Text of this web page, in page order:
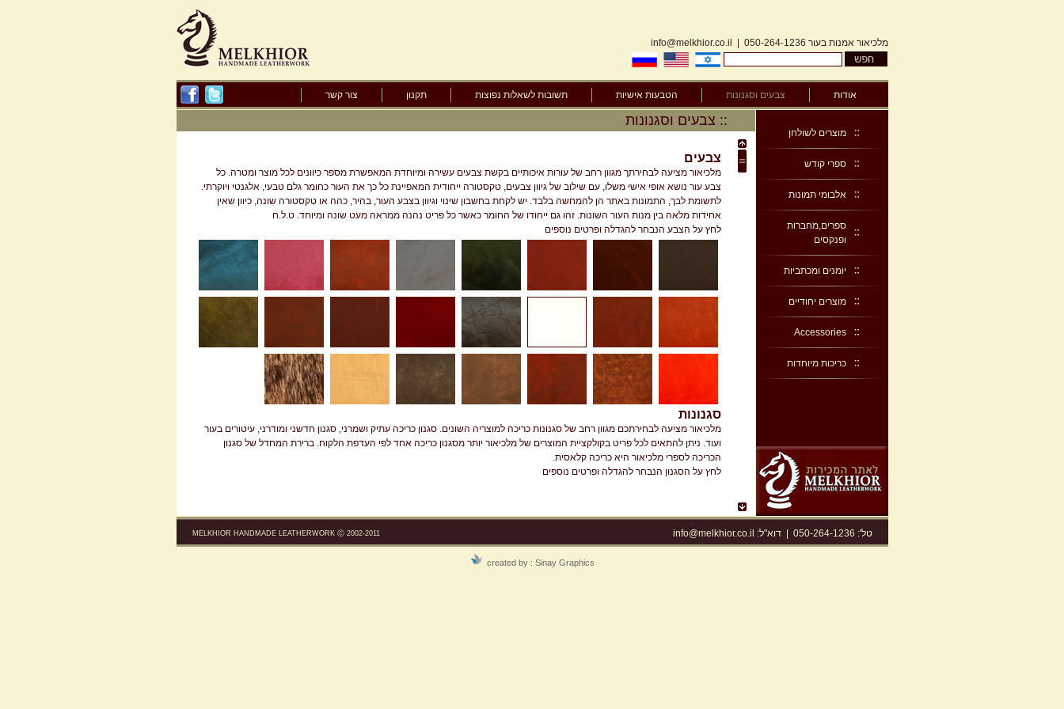
מלכיאור אמנות בעור 050-264-1236
info@melkhior.co.il
אודות צבעים וסגנונות הטבעות אישיות תשובות לשאלות נפוצות תקנון צור קשר
מוצרים לשולחן
ספרי קודש
אלבומי תמונות
ספרים,מחברות
ופנקסים
יומנים ומכתביות
מוצרים יחודיים
Accessories
כריכות מיוחדות
:: צבעים וסגנונות
צבעים
מלכיאור מציעה לבחירתך מגוון רחב של עורות איכותיים בקשת צבעים עשירה ומיוחדת המאפשרת מספר כיוונים לכל מוצר ומטרה. כל
צבע עור נושא אופי אישי משלו, עם שילוב של גיוון צבעים, טקסטורה ייחודית המאפיינת כל כך את העור כחומר גלם טבעי, אלגנטי ויוקרתי.
לתשומת לבך, התמונות באתר הן להמחשה בלבד. יש לקחת בחשבון שינוי וגיוון בצבע העור, בהיר, כהה או טקסטורה שונה, כיוון שאין
אחידות מלאה בין מנות העור השונות. זהו גם ייחודו של החומר כאשר כל פריט נהנה ממראה מעט שונה ומיוחד. ט.ל.ח
לחץ על הצבע הנבחר להגדלה ופרטים נוספים
סגנונות
מלכיאור מציעה לבחירתכם מגוון רחב של סגנונות כריכה למוצריה השונים. סגנון כריכה עתיק ושמרני, סגנון חדשני ומודרני, עיטורים בעור
ועוד. ניתן להתאים לכל פריט בקולקציית המוצרים של מלכיאור יותר מסגנון כריכה אחד לפי העדפת הלקוח. ברירת המחדל של סגנון
הכריכה לספרי מלכיאור היא כריכה קלאסית.
לחץ על הסגנון הנבחר להגדלה ופרטים נוספים
MELKHIOR HANDMADE LEATHERWORK Ⓒ 2002-2011 טל': 050-264-1236 |דוא"ל: info@melkhior.co.il
created by : Sinay Graphics